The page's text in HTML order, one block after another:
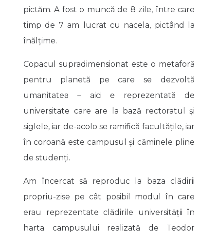
pictăm. A fost o muncă de 8 zile, între care
timp de 7 am lucrat cu nacela, pictând la
înălțime.
Copacul supradimensionat este o metaforă
pentru planetă pe care se dezvoltă
umanitatea – aici e reprezentată de
universitate care are la bază rectoratul și
siglele, iar de-acolo se ramifică facultățile, iar
în coroană este campusul și căminele pline
de studenți.
Am încercat să reproduc la baza clădirii
propriu-zise pe cât posibil modul în care
erau reprezentate clădirile universității în
harta campusului realizată de Teodor